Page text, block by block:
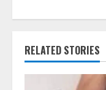
u
RELATED STORIES